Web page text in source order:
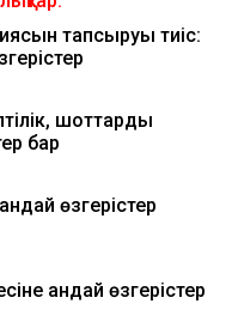
тапсыруы тиіс:
шоттарды
бар
өзгерістер
қандай өзгерістер